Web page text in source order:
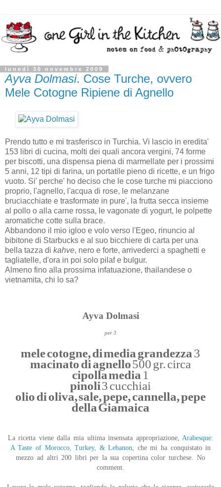
lunedì 30 novembre 2009
Ayva Dolmasi. Cose Turche, ovvero
Mele Cotogne Ripiene di Agnello
Prendo tutto e mi trasferisco in Turchia. Vi lascio in eredita'
153 libri di cucina, molti dei quali ancora vergini, 74 forme
per biscotti, una dispensa piena di marmellate per i prossimi
5 anni, 12 tipi di farina, un portatile pieno di ricette, e un frigo
vuoto. Si' perche' ho deciso che le cose turche mi piacciono
proprio, l'agnello, l'acqua di rose, le melanzane
bruciacchiate e trasformate in pure', la frutta secca insieme
al pollo o alla carne rossa, le vagonate di yogurt, le polpette
aromatiche cotte sulla brace.
Abbandono il mio igloo e volo verso l'Egeo, rinuncio al
bibitone di Starbucks e al suo bicchiere di carta per una
bella tazza di kahve, nero e forte, arrivederci a spaghetti e
tagliatelle, d'ora in poi solo pilaf e bulgur.
Almeno fino alla prossima infatuazione, thailandese o
vietnamita, chi lo sa?
Ayva Dolmasi
per 3
mele cotogne, di media grandezza 3
macinato di agnello500 gr. circa
cipolla media 1
pinoli3 cucchiai
olio di oliva, sale, pepe, cannella, pepe
della Giamaica
La ricetta viene dalla mia ultima insensata appropriazione, Arabesque:
A Taste of Morocco, Turkey, & Lebanon , che mi ha conquistato in
mezzo ad altri 200 libri per la sua copertina color turchese. No
comment.